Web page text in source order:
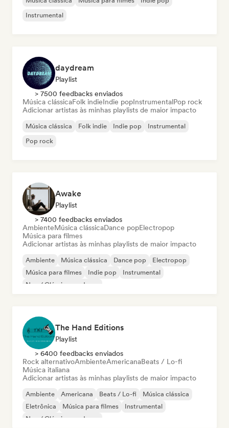
Instrumental
daydream
Playlist
> 7500 feedbacks enviados
Música clássicaFolk indieIndie popInstrumentalPop rock
Adicionar artistas às minhas playlists de maior impacto
Música clássica Folk indie Indie pop
Instrumental
Pop rock
Awake
Playlist
> 7400 feedbacks enviados
AmbienteMúsica clássicaDance popElectropop
Música para filmes
Adicionar artistas às minhas playlists de maior impacto
Ambiente Música clássica Dance pop
Electropop
Música para filmes
Indie pop
Instrumental
Neo / Clássico moderno
The Hand Editions
Playlist
> 6400 feedbacks enviados
Rock alternativoAmbienteAmericanaBeats / Lo-fi
Música italiana
Adicionar artistas às minhas playlists de maior impacto
Ambiente Americana Beats / Lo-fi
Música clássica
Eletrônica
Música para filmes
Instrumental
Neo / Clássico moderno